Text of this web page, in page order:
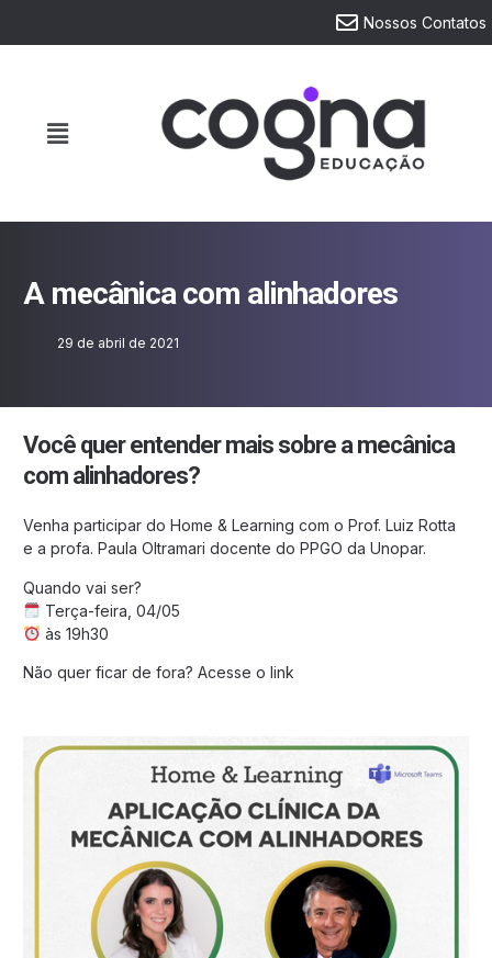
Nossos Contatos
A mecânica com alinhadores
29 de abril de 2021
Você quer entender mais sobre a mecânica
com alinhadores?
Venha participar do Home & Learning com o Prof. Luiz Rotta
e a profa. Paula Oltramari docente do PPGO da Unopar.
Quando vai ser?
Terça-feira, 04/05
às 19h30
Não quer ficar de fora? Acesse o link